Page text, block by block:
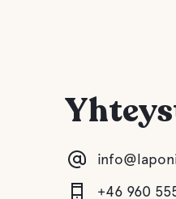
+46 960